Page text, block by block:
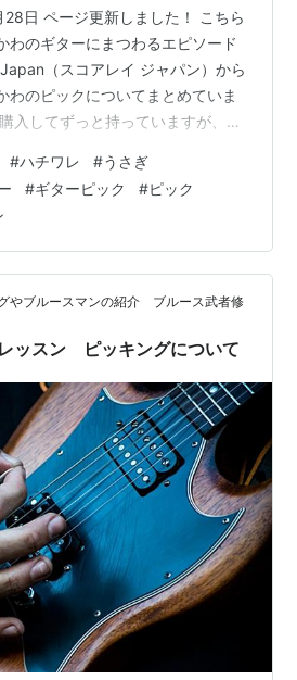
日 ページ更新しました！ こちら
わのギターにまつわるエピソード
（スコアレイ ジャパン）から
わのピックについてまとめていま
入してずっと持っていますが、と
ーにまつわるエピソード ちいか
PICKS(スコアレイピックス) ちい
エピソード 【2020/5/7】
、うさぎがボトルネック奏法がで
なんでスライ…
#ハチワレ #うさぎ
#ギターピック #ピック
やブルースマンの紹介 ブルース武者修
ッスン ピッキングについて